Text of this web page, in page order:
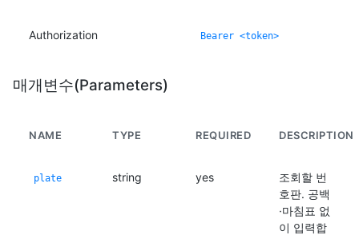
Authorization Bearer <token>
매개변수(Parameters)
NAME TYPE REQUIRED DESCRIPTION
plate string yes
조회할 번
호판. 공백
·마침표 없
이 입력합